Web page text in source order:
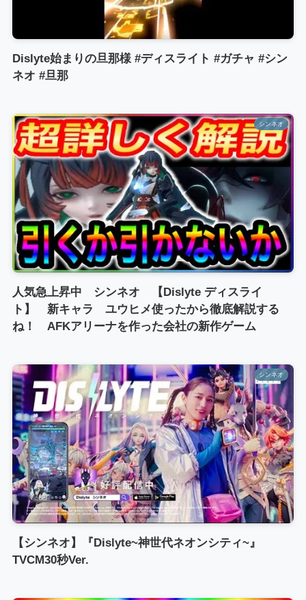
Dislyte始まりの旦那様 #ディスライト #ガチャ #シン
ネオ #旦那
シンネオ
人気急上昇中 シンネオ 【Dislyte ディスライ
ト】 新キャラ ユウヒメ使ったから徹底解説する
ね！ AFKアリーナを作った会社の新作ゲーム
シンネオ
【シンネオ】『Dislyte~神世代ネオンシティ~』
TVCM30秒Ver.